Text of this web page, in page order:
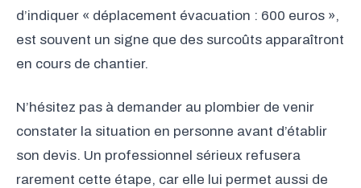
d’indiquer « déplacement évacuation : 600 euros »,
est souvent un signe que des surcoûts apparaîtront
en cours de chantier.
N’hésitez pas à demander au plombier de venir
constater la situation en personne avant d’établir
son devis. Un professionnel sérieux refusera
rarement cette étape, car elle lui permet aussi de